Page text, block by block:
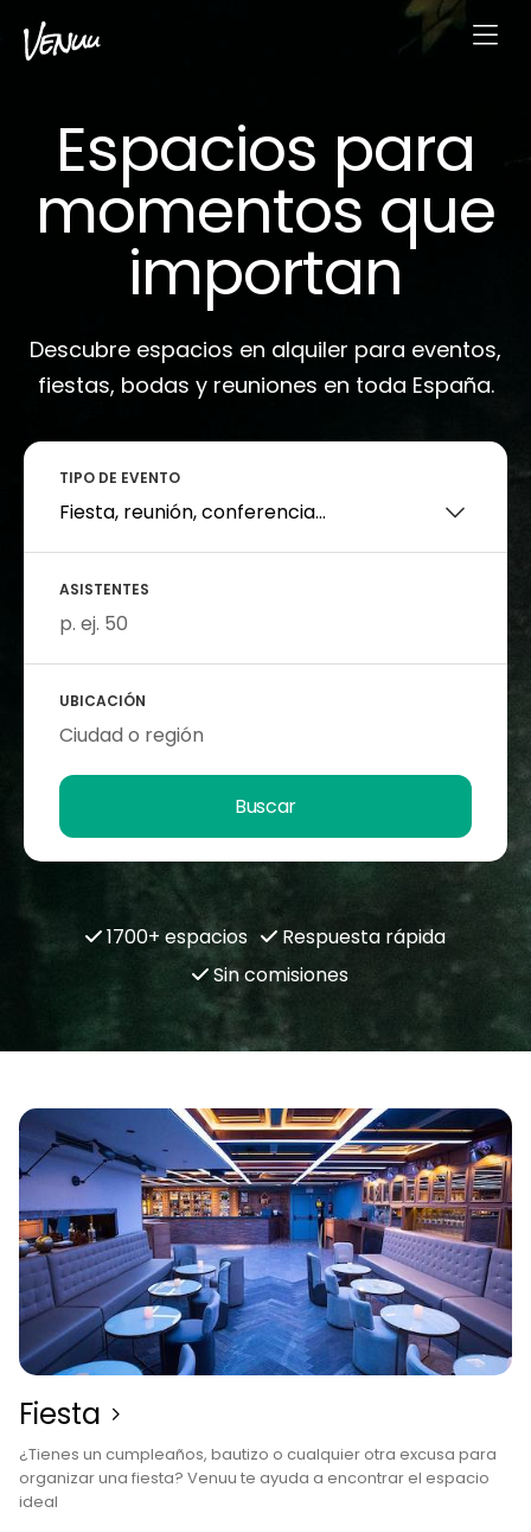
Espacios para
momentos que
importan
Descubre espacios en alquiler para eventos,
fiestas, bodas y reuniones en toda España.
TIPO DE EVENTO
ASISTENTES
UBICACIÓN
Buscar
1700+ espacios
Respuesta rápida
Sin comisiones
Fiesta
¿Tienes un cumpleaños, bautizo o cualquier otra excusa para
organizar una fiesta? Venuu te ayuda a encontrar el espacio
ideal